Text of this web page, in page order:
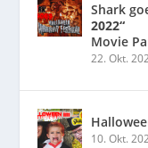
Shark
2022“
Movie
22. Okt.
10. Okt.